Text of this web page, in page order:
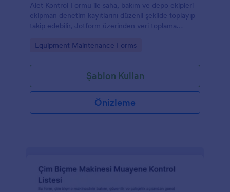
Alet Kontrol Formu ile saha, bakım ve depo ekipleri
ekipman denetim kayıtlarını düzenli şekilde toplayıp
takip edebilir, Jotform üzerinden veri toplama
Go to Category:
Equipment Maintenance Forms
Şablon Kullan
Önizleme